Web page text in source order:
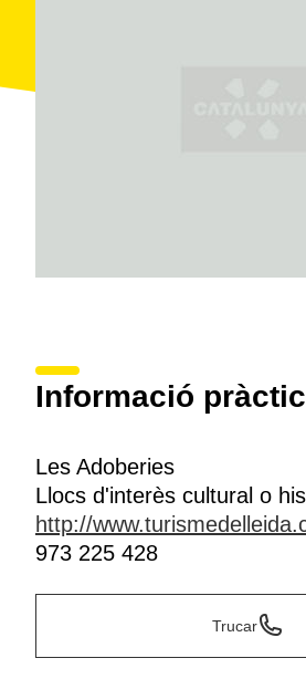
Informació
Les Adoberies
Llocs d'interès cultural o
http://
973 225 428
Trucar